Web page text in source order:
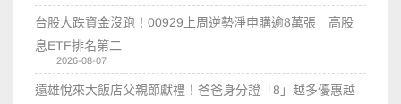
台股大跌資金沒跑！00929上周逆勢淨申購逾8萬張 高股
息ETF排名第二
2026-08-07
遠雄悅來大飯店父親節獻禮！爸爸身分證「8」越多優惠越